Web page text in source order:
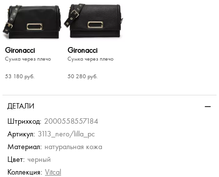
Gironacci
Сумка через плечо
53 180 руб.
Gironacci
Сумка через плечо
50 280 руб.
Сумка кросс-боди
Сумка кросс-боди
Сумка через плечо
ДЕТАЛИ
Штрихкод: 2000558557184
Артикул: 3113_nero/lilla_pc
Материал: натуральная кожа
Цвет: черный
Коллекция: Vitcal